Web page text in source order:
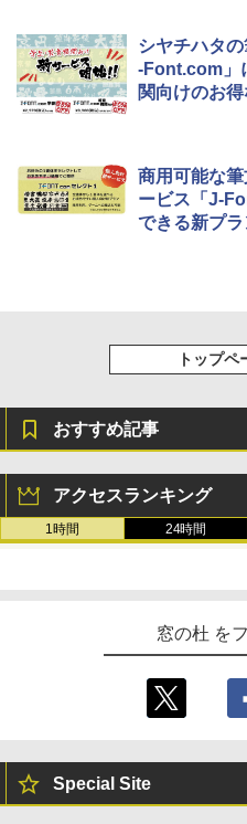
シヤチハタ
-Font.com」
関向けのお
商用可能な
ービス「J-
できる新プラ
トップペ
おすすめ記事
アクセスランキング
1時間 24時間
窓の杜 を
Special Site